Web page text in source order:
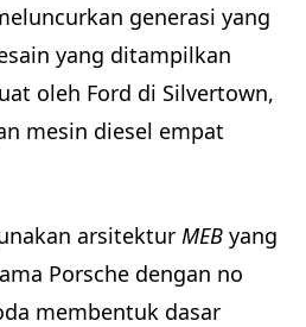
generasi yang
yang ditampilkan
oleh Ford di Silvertown,
mesin diesel empat
arsitektur MEB yang
Porsche dengan no
membentuk dasar